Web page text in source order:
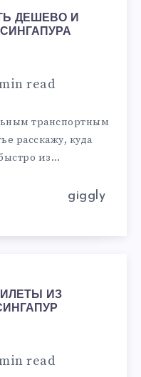
ДЕШЕВО И
read
транспортным
расскажу, куда
из…
giggly
ИЗ
read